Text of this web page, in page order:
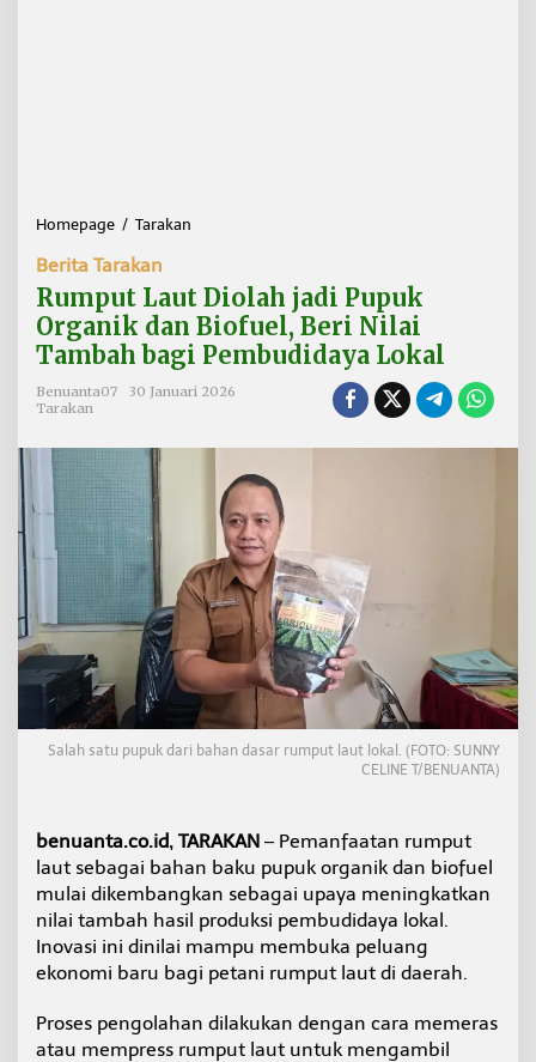
Homepage / Tarakan
p
u
t
L
u
j
a
d
P
u
p
u
k
n
i
k
d
n
B
o
f
Berita Tarakan
Rumput Laut Diolah jadi Pupuk
Organik dan Biofuel, Beri Nilai
Tambah bagi Pembudidaya Lokal
Benuanta07
30 Januari 2026
Tarakan
Salah satu pupuk dari bahan dasar rumput laut lokal. (FOTO: SUNNY
CELINE T/BENUANTA)
benuanta.co.id, TARAKAN – Pemanfaatan rumput
laut sebagai bahan baku pupuk organik dan biofuel
mulai dikembangkan sebagai upaya meningkatkan
nilai tambah hasil produksi pembudidaya lokal.
Inovasi ini dinilai mampu membuka peluang
ekonomi baru bagi petani rumput laut di daerah.
Proses pengolahan dilakukan dengan cara memeras
atau mempress rumput laut untuk mengambil